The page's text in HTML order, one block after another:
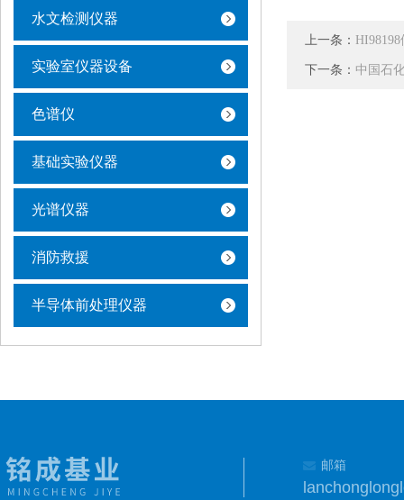
水文检测仪器
实验室仪器设备
色谱仪
基础实验仪器
光谱仪器
消防救援
半导体前处理仪器
上一条：
下一条： 中国石
邮箱